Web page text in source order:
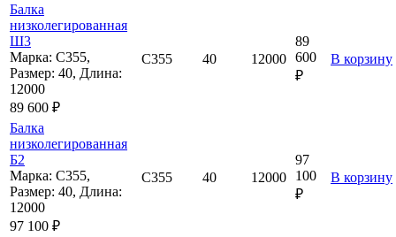
Балка
низколегированная
Ш3
Марка: С355,
Размер: 40, Длина:
12000
89 600 ₽
С355 40 12000
89
600
₽
В корзину
Балка
низколегированная
Б2
Марка: С355,
Размер: 40, Длина:
12000
97 100 ₽
С355 40 12000
97
100
₽
В корзину